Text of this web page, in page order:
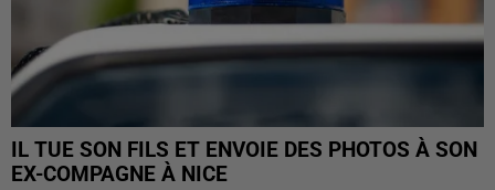
IL TUE SON FILS ET ENVOIE DES PHOTOS À SON
EX-COMPAGNE À NICE